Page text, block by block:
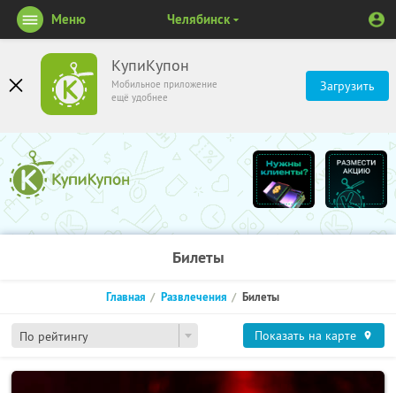
КупиКупон
Мобильное приложение
ещё удобнее
Загрузить
Меню Челябинск
Билеты
По рейтингу
Главная Развлечения Билеты
Показать на карте